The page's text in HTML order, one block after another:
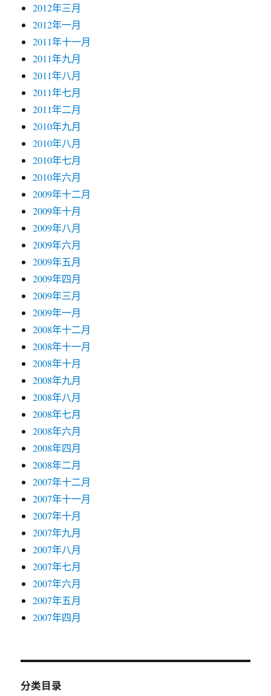
2012年三月
2012年一月
2011年十一月
2011年九月
2011年八月
2011年七月
2011年二月
2010年九月
2010年八月
2010年七月
2010年六月
2009年十二月
2009年十月
2009年八月
2009年六月
2009年五月
2009年四月
2009年三月
2009年一月
2008年十二月
2008年十一月
2008年十月
2008年九月
2008年八月
2008年七月
2008年六月
2008年四月
2008年二月
2007年十二月
2007年十一月
2007年十月
2007年九月
2007年八月
2007年七月
2007年六月
2007年五月
2007年四月
分类目录